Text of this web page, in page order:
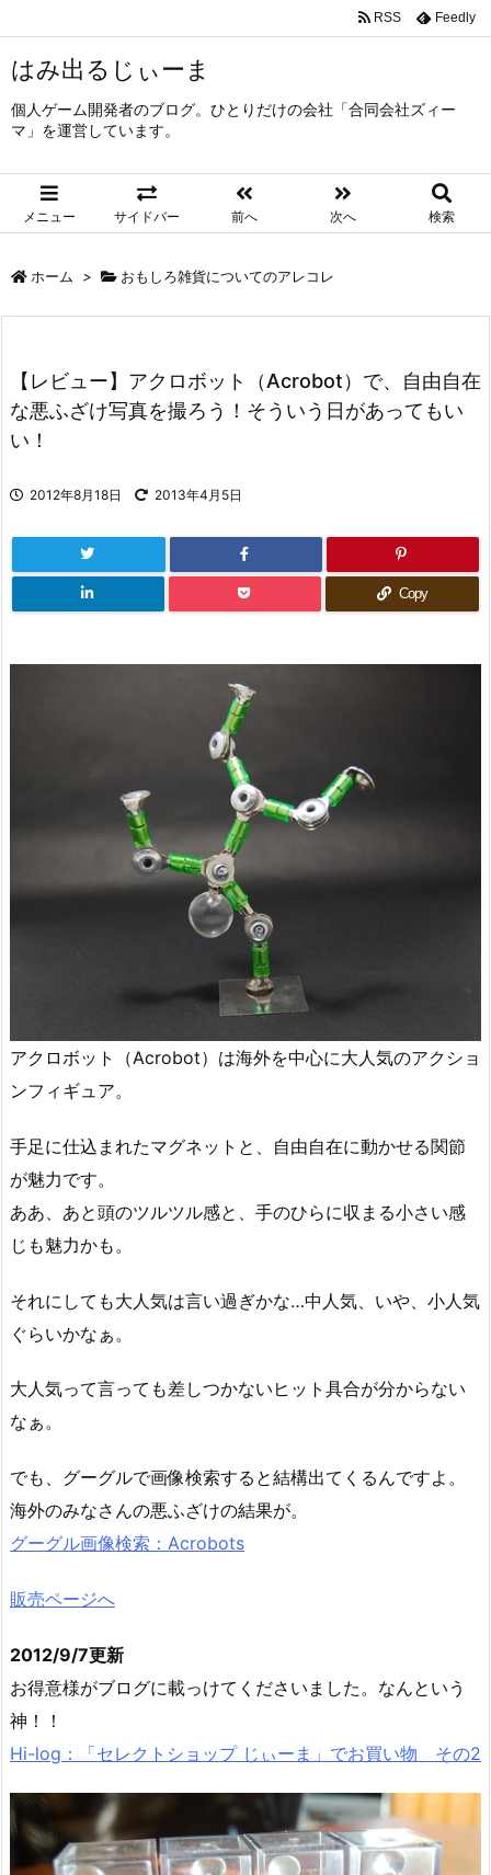
はみ出るじぃーま
個人ゲーム開発者のブログ。ひとりだけの会社「合同会社ズィー
マ」を運営しています。
メニュー サイドバー 前へ 次へ 検索
RSS Feedly
ホーム > おもしろ雑貨についてのアレコレ
【レビュー】アクロボット（Acrobot）で、自由自在
な悪ふざけ写真を撮ろう！そういう日があってもい
い！
2012年8月18日 2013年4月5日
Copy
アクロボット（Acrobot）は海外を中心に大人気のアクショ
ンフィギュア。
手足に仕込まれたマグネットと、自由自在に動かせる関節
が魅力です。
ああ、あと頭のツルツル感と、手のひらに収まる小さい感
じも魅力かも。
それにしても大人気は言い過ぎかな…中人気、いや、小人気
ぐらいかなぁ。
大人気って言っても差しつかないヒット具合が分からない
なぁ。
でも、グーグルで画像検索すると結構出てくるんですよ。
海外のみなさんの悪ふざけの結果が。
グーグル画像検索：Acrobots
販売ページへ
2012/9/7更新
お得意様がブログに載っけてくださいました。なんという
神！！
Hi-log：「セレクトショップ じぃーま」でお買い物 その2